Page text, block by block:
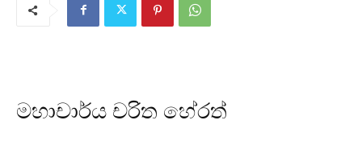
මහාචාර්ය චරිත හේරත්